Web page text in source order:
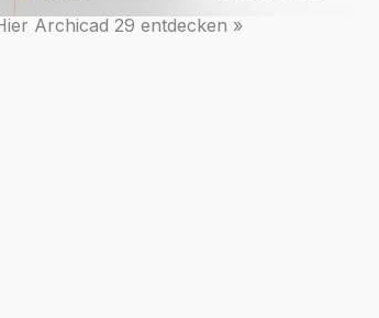
Archicad 29 entdecken »